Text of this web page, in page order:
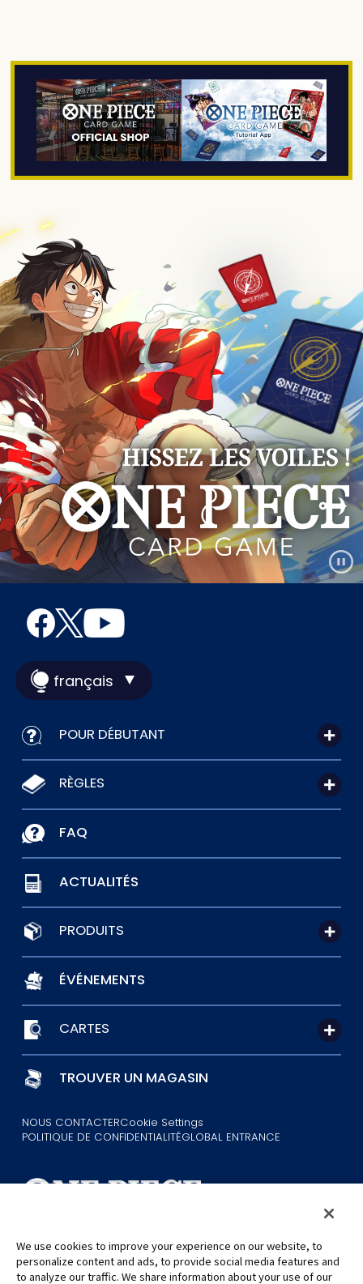
français
POUR DÉBUTANT
RÈGLES
FAQ
ACTUALITÉS
PRODUITS
ÉVÉNEMENTS
CARTES
TROUVER UN MAGASIN
NOUS CONTACTERCookie Settings
POLITIQUE DE CONFIDENTIALITÉGLOBAL ENTRANCE
©Eiichiro Oda/Shueisha
©Eiichiro Oda/Shueisha, Toei Animation
We use cookies to improve your experience on our website, to
personalize content and ads, to provide social media features and
to analyze our traffic. We share information about your use of our